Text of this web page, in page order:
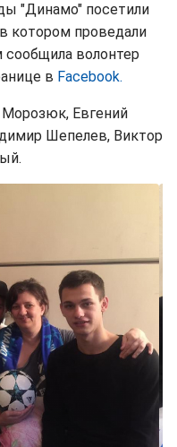
"Динамо" посетили
котором проведали
волонтер
в Facebook.
Евгений
Шепелев, Виктор